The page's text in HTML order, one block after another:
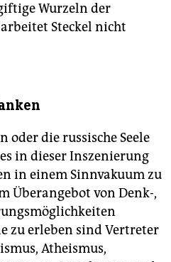
Wurzeln der
Steckel nicht
oder die russische Seele
in dieser Inszenierung
in einem Sinnvakuum zu
Überangebot von Denk-,
zu erleben sind Vertreter
Atheismus,